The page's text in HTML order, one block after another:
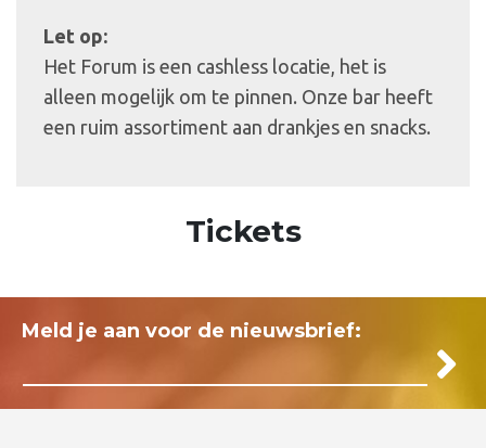
Let op:
Het Forum is een cashless locatie, het is
alleen mogelijk om te pinnen. Onze bar heeft
een ruim assortiment aan drankjes en snacks.
Tickets
Meld je aan voor de nieuwsbrief: